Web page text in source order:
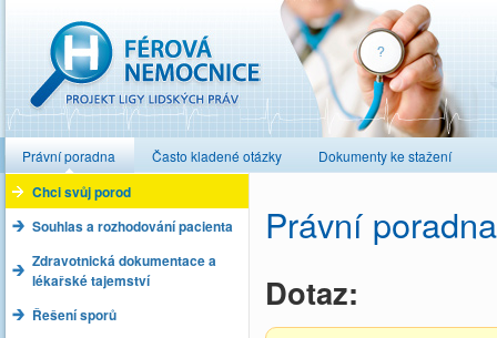
Právní poradna Často kladené otázky Dokumenty ke stažení
Chci svůj porod
Souhlas a rozhodování pacienta
Zdravotnická dokumentace a
lékařské tajemství
Řešení sporů
Právní
Dotaz: